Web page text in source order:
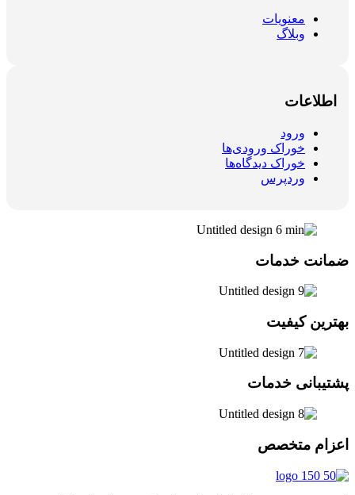
معنویات
وبلاگ
اطلاعات
ورود
خوراک ورودی‌ها
خوراک دیدگاه‌ها
وردپرس
ضمانت خدمات
بهترین کیفیت
پشتیبانی خدمات
اعزام متخصص